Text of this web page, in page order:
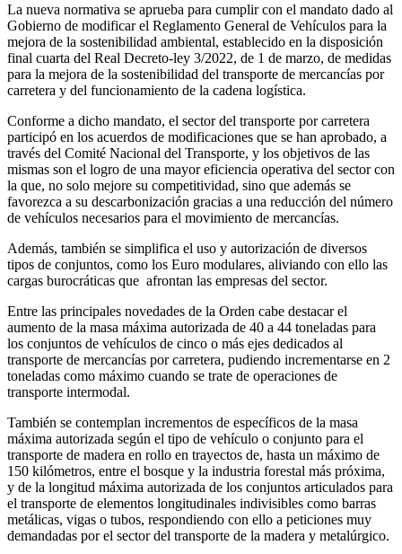
La nueva normativa se aprueba para cumplir con el mandato dado al
Gobierno de modificar el Reglamento General de Vehículos para la
mejora de la sostenibilidad ambiental, establecido en la disposición
final cuarta del Real Decreto-ley 3/2022, de 1 de marzo, de medidas
para la mejora de la sostenibilidad del transporte de mercancías por
carretera y del funcionamiento de la cadena logística.
Conforme a dicho mandato, el sector del transporte por carretera
participó en los acuerdos de modificaciones que se han aprobado, a
través del Comité Nacional del Transporte, y los objetivos de las
mismas son el logro de una mayor eficiencia operativa del sector con
la que, no solo mejore su competitividad, sino que además se
favorezca a su descarbonización gracias a una reducción del número
de vehículos necesarios para el movimiento de mercancías.
Además, también se simplifica el uso y autorización de diversos
tipos de conjuntos, como los Euro modulares, aliviando con ello las
cargas burocráticas que afrontan las empresas del sector.
Entre las principales novedades de la Orden cabe destacar el
aumento de la masa máxima autorizada de 40 a 44 toneladas para
los conjuntos de vehículos de cinco o más ejes dedicados al
transporte de mercancías por carretera, pudiendo incrementarse en 2
toneladas como máximo cuando se trate de operaciones de
transporte intermodal.
También se contemplan incrementos de específicos de la masa
máxima autorizada según el tipo de vehículo o conjunto para el
transporte de madera en rollo en trayectos de, hasta un máximo de
150 kilómetros, entre el bosque y la industria forestal más próxima,
y de la longitud máxima autorizada de los conjuntos articulados para
el transporte de elementos longitudinales indivisibles como barras
metálicas, vigas o tubos, respondiendo con ello a peticiones muy
demandadas por el sector del transporte de la madera y metalúrgico.